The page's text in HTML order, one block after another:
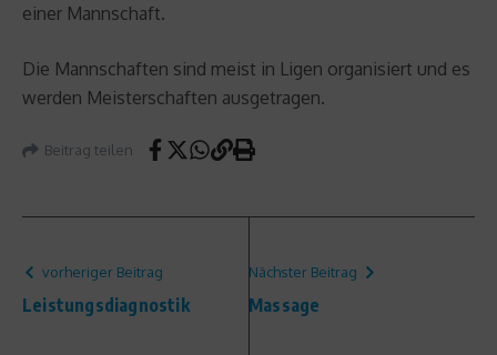
einer Mannschaft.
Die Mannschaften sind meist in Ligen organisiert und es
werden Meisterschaften ausgetragen.
Beitrag teilen
vorheriger Beitrag
Leistungsdiagnostik
Nächster Beitrag
Massage